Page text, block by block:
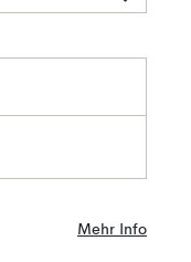
Mehr Info